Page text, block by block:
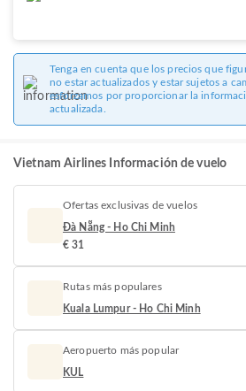
Tenga en cuenta que los precios que
no estar actualizados y estar sujetos a
esforzamos por proporcionar la
actualizada.
Vietnam Airlines Información de vuelo
Ofertas exclusivas de vuelos
Đà Nẵng - Ho Chi Minh
€ 31
Rutas más populares
Kuala Lumpur - Ho Chi Minh
Aeropuerto más popular
KUL